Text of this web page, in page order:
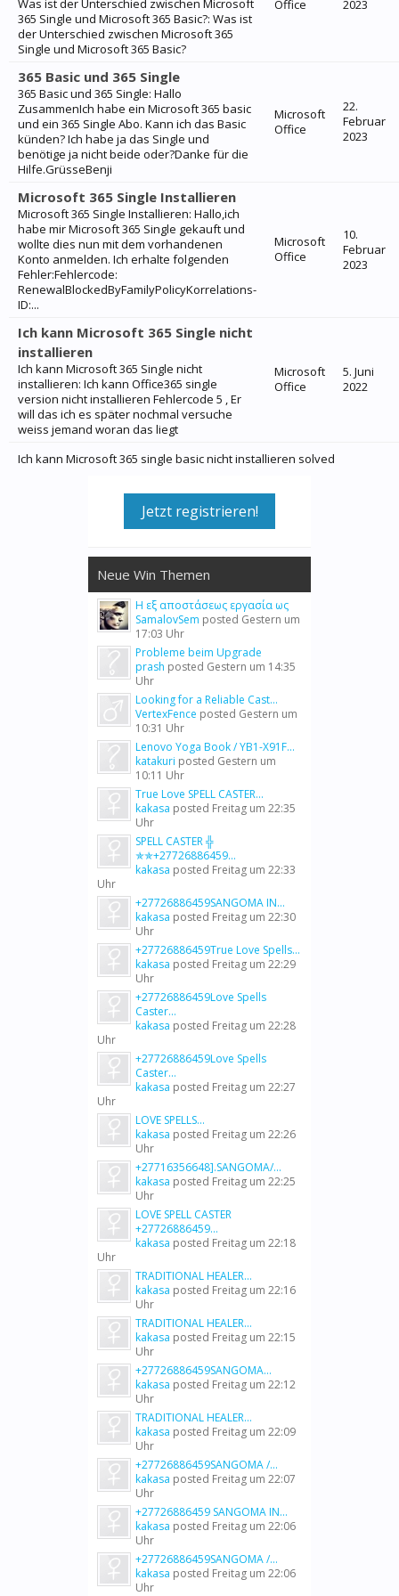
Was ist der Unterschied zwischen Microsoft
365 Single und Microsoft 365 Basic?: Was ist
der Unterschied zwischen Microsoft 365
Single und Microsoft 365 Basic?
Office 2023
365 Basic und 365 Single
365 Basic und 365 Single: Hallo
ZusammenIch habe ein Microsoft 365 basic
und ein 365 Single Abo. Kann ich das Basic
künden? Ich habe ja das Single und
benötige ja nicht beide oder?Danke für die
Hilfe.GrüsseBenji
Microsoft
Office
22.
Februar
2023
Microsoft 365 Single Installieren
Microsoft 365 Single Installieren: Hallo,ich
habe mir Microsoft 365 Single gekauft und
wollte dies nun mit dem vorhandenen
Konto anmelden. Ich erhalte folgenden
Fehler:Fehlercode:
RenewalBlockedByFamilyPolicyKorrelations-
ID:...
Microsoft
Office
10.
Februar
2023
Ich kann Microsoft 365 Single nicht
installieren
Ich kann Microsoft 365 Single nicht
installieren: Ich kann Office365 single
version nicht installieren Fehlercode 5 , Er
will das ich es später nochmal versuche
weiss jemand woran das liegt
Microsoft
Office
5. Juni
2022
Ich kann Microsoft 365 single basic nicht installieren solved
Jetzt registrieren!
Neue Win Themen
Η εξ αποστάσεως εργασία ως
SamalovSem posted Gestern um
17:03 Uhr
Probleme beim Upgrade
prash posted Gestern um 14:35
Uhr
Looking for a Reliable Cast...
VertexFence posted Gestern um
10:31 Uhr
Lenovo Yoga Book / YB1-X91F...
katakuri posted Gestern um
10:11 Uhr
True Love SPELL CASTER...
kakasa posted Freitag um 22:35
Uhr
SPELL CASTER ╬
✯✯+27726886459...
kakasa posted Freitag um 22:33
Uhr
+27726886459SANGOMA IN...
kakasa posted Freitag um 22:30
Uhr
+27726886459True Love Spells...
kakasa posted Freitag um 22:29
Uhr
+27726886459Love Spells
Caster...
kakasa posted Freitag um 22:28
Uhr
+27726886459Love Spells
Caster...
kakasa posted Freitag um 22:27
Uhr
LOVE SPELLS...
kakasa posted Freitag um 22:26
Uhr
+27716356648].SANGOMA/...
kakasa posted Freitag um 22:25
Uhr
LOVE SPELL CASTER
+27726886459...
kakasa posted Freitag um 22:18
Uhr
TRADITIONAL HEALER...
kakasa posted Freitag um 22:16
Uhr
TRADITIONAL HEALER...
kakasa posted Freitag um 22:15
Uhr
+27726886459SANGOMA...
kakasa posted Freitag um 22:12
Uhr
TRADITIONAL HEALER...
kakasa posted Freitag um 22:09
Uhr
+27726886459SANGOMA /...
kakasa posted Freitag um 22:07
Uhr
+27726886459 SANGOMA IN...
kakasa posted Freitag um 22:06
Uhr
+27726886459SANGOMA /...
kakasa posted Freitag um 22:06
Uhr